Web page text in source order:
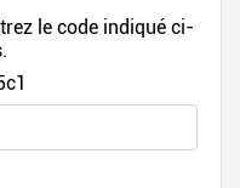
le code indiqué ci-